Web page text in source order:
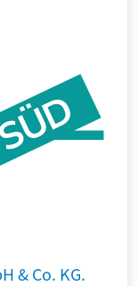
& Co. KG.